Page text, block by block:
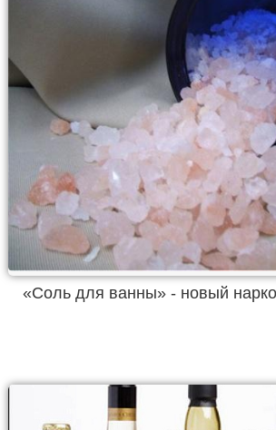
«Соль для ванны» - новый